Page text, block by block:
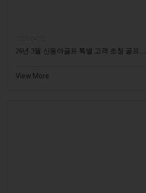
26년 3월 신동아골프 특별 고객 초청 골프…
View More